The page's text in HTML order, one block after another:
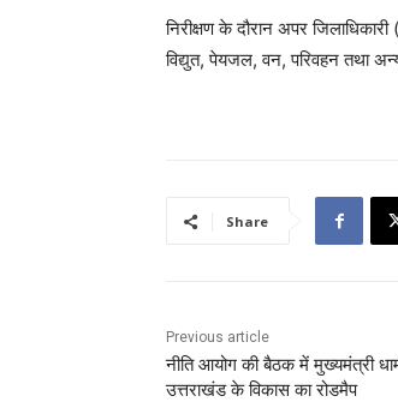
निरीक्षण के दौरान अपर
विद्युत, पेयजल, वन, परिवहन तथा
Share
Previous article
नीति आयोग की बैठक में मुख्यमंत्री
उत्तराखंड के विकास का रोडमैप